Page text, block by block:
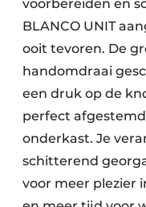
voorbereiden en
BLANCO UNIT
ooit tevoren. De
handomdraai
een druk op de
perfect
onderkast. Je
schitterend
voor meer plezier